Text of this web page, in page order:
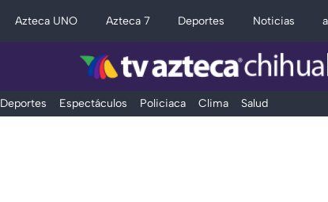
Azteca UNO Azteca 7 Deportes Noticias
Deportes Espectáculos Policiaca Clima Salud